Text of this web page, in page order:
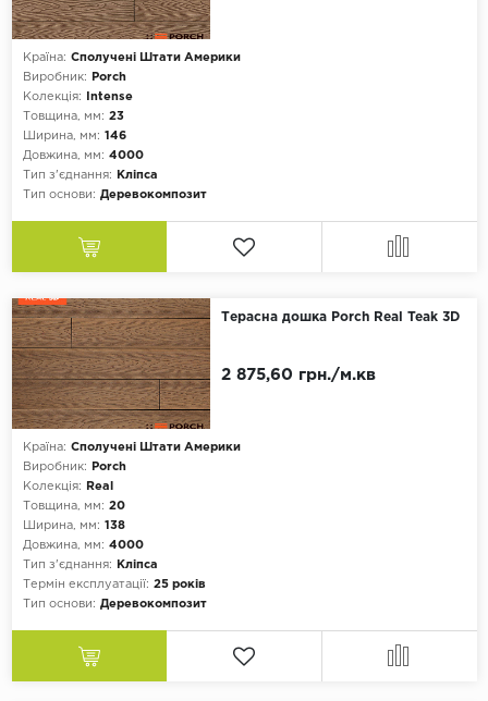
Країна: Сполучені Штати Америки
Виробник:
Porch
Колекція:
Intense
Товщина, мм: 23
Ширина, мм: 146
Довжина, мм: 4000
Тип з'єднання:
Кліпса
Тип основи: Деревокомпозит
Терасна дошка Porch Real Teak 3D
Країна: Сполучені Штати Америки
Виробник:
Porch
Колекція:
Real
Товщина, мм: 20
Ширина, мм: 138
Довжина, мм: 4000
Тип з'єднання:
Кліпса
Термін експлуатації: 25 років
Тип основи: Деревокомпозит
2 875,60 грн./м.кв